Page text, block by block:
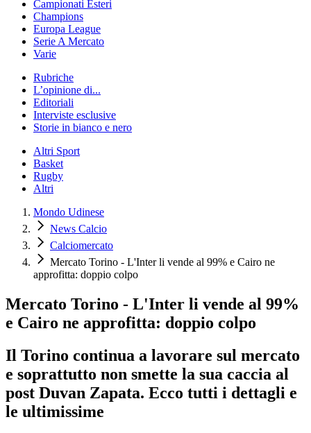
Campionati Esteri
Champions
Europa League
Serie A Mercato
Varie
Rubriche
L’opinione di...
Editoriali
Interviste esclusive
Storie in bianco e nero
Altri Sport
Basket
Rugby
Altri
Mondo Udinese
News Calcio
Calciomercato
Mercato Torino - L'Inter li vende al 99% e Cairo ne
approfitta: doppio colpo
Mercato Torino - L'Inter li vende al 99%
e Cairo ne approfitta: doppio colpo
Il Torino continua a lavorare sul mercato
e soprattutto non smette la sua caccia al
post Duvan Zapata. Ecco tutti i dettagli e
le ultimissime